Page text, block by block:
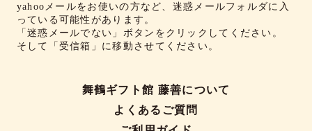
yahooメールをお使いの方など、迷惑メールフォルダに入
っている可能性があります。
「迷惑メールでない」ボタンをクリックしてください。
そして「受信箱」に移動させてください。
舞鶴ギフト館 藤善について
よくあるご質問